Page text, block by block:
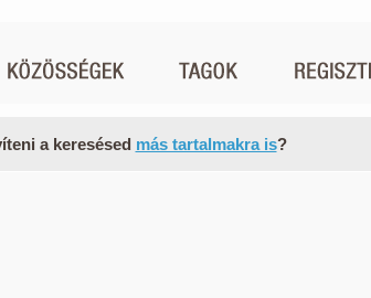
a keresésed más tartalmakra is?